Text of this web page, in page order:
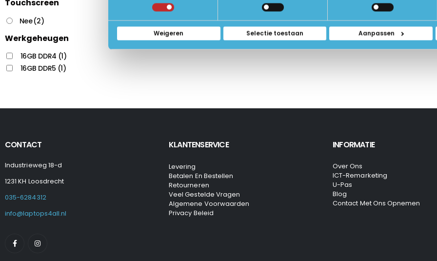
Weigeren Selectie toestaan Aanpassen
Touchscreen
Nee(2)
Werkgeheugen
16GB DDR4 (1)
16GB DDR5 (1)
CONTACT
Industrieweg 18-d
1231 KH Loosdrecht
035-6284312
info@laptops4all.nl
KLANTENSERVICE
Levering
Betalen En Bestellen
Retourneren
Veel Gestelde Vragen
Algemene Voorwaarden
Privacy Beleid
INFORMATIE
Over Ons
ICT-Remarketing
U-Pas
Blog
Contact Met Ons Opnemen